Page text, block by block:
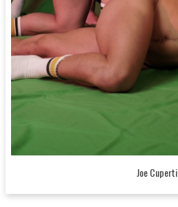
Joe